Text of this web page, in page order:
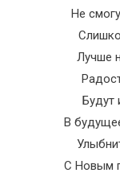
Не
Лучше
Будут
В
С Новым